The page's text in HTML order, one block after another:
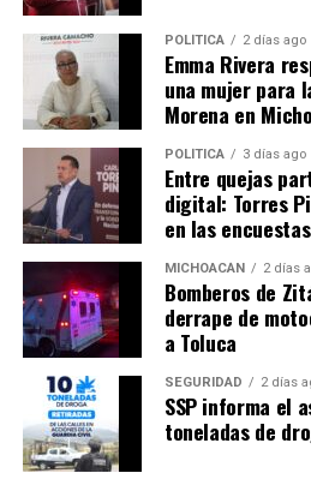
23 noviembre, 2023
En "Michoacán"
RELATED TOPICS: ARTICULO
UP NEXT
Alfredo Ramírez Bedolla
ciudadana en Uruapan por
DON'T MISS
Accidente de motocicleta en
personas lesionadas este
POLÍTICA 2 días ago
Emma Rivera
una mujer para
Morena en
POLÍTICA 3 días ago
Entre quejas
digital: Torres
en las
MICHOACÁN 2 días
Bomberos de
derrape de
a Toluca
SEGURIDAD 2 días
SSP informa el
toneladas de